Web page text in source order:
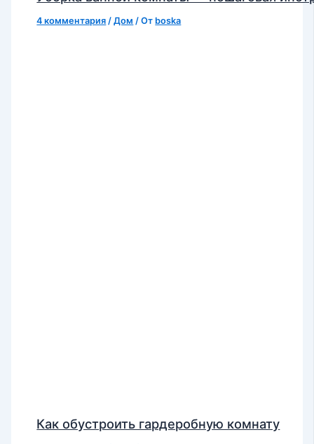
4 комментария /Дом / От boska
Как обустроить гардеробную комнату